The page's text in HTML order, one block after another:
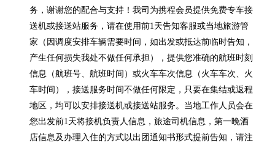
务，谢谢您的配合与支持！我司为携程会员提供免费专车接
送机或接送站服务，请在使用前1天告知客服或当地旅游管
家（因调度安排车辆需要时间，如出发或抵达前临时告知，
产生任何损失我处不做任何承担），提供您准确的航班时刻
信息（航班号、航班时间）或火车车次信息（火车车次、火
车时间），接送服务时间不做任何限定，只要在集结或返程
地区，均可以安排接送机或接送站服务。当地工作人员会在
您出发前1天将接机负责人信息，旅途司机信息，第一晚酒
店信息及办理入住的方式以出团通知书形式提前告知，请注